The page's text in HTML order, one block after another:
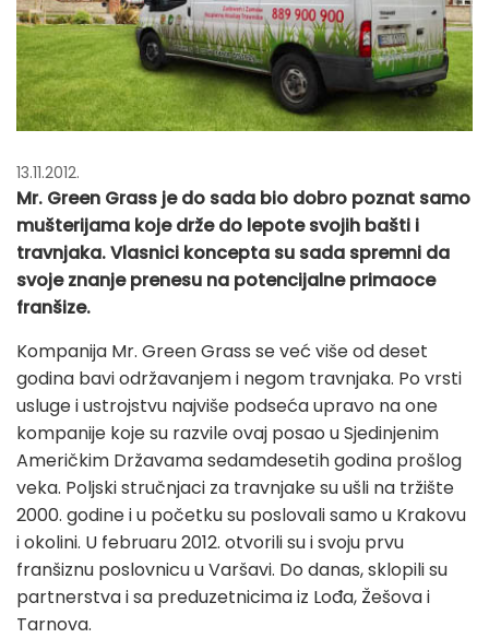
13.11.2012.
Mr. Green Grass je do sada bio dobro poznat samo
mušterijama koje drže do lepote svojih bašti i
travnjaka. Vlasnici koncepta su sada spremni da
svoje znanje prenesu na potencijalne primaoce
franšize.
Kompanija Mr. Green Grass se već više od deset
godina bavi održavanjem i negom travnjaka. Po vrsti
usluge i ustrojstvu najviše podseća upravo na one
kompanije koje su razvile ovaj posao u Sjedinjenim
Američkim Državama sedamdesetih godina prošlog
veka. Poljski stručnjaci za travnjake su ušli na tržište
2000. godine i u početku su poslovali samo u Krakovu
i okolini. U februaru 2012. otvorili su i svoju prvu
franšiznu poslovnicu u Varšavi. Do danas, sklopili su
partnerstva i sa preduzetnicima iz Lođa, Žešova i
Tarnova.